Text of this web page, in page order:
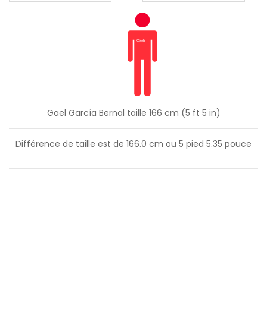
Gael García Bernal taille 166 cm (5 ft 5 in)
Différence de taille est de 166.0 cm ou 5 pied 5.35 pouce